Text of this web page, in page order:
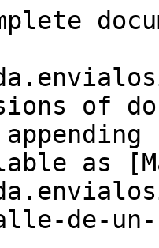
of
as
de-